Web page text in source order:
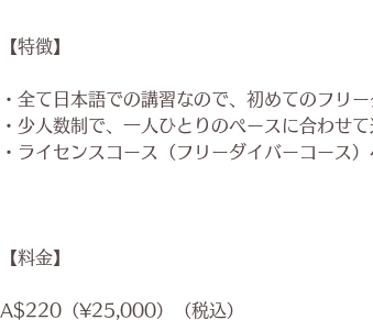
【特徴】
・全て日本語での講習なので、初めてのフリ
・少人数制で、一人ひとりのペースに合わせ
・ライセンスコース（フリーダイバーコース
【料金】
A$220（¥25,000）（税込）